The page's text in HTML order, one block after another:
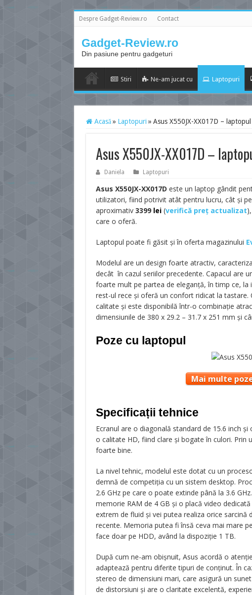
Despre Gadget-Review.ro Contact
Gadget-Review.ro
Din pasiune pentru gadgeturi
Stiri Ne-am jucat cu Laptopuri
Acasă » Laptopuri » Asus X550JX-XX017D –
Asus X550JX-XX017D –
Daniela Laptopuri
Asus X550JX-XX017D este un laptop gândit
utilizatori, fiind potrivit atât pentru lucru, cât și
aproximativ3399 lei(verifică preț actualizat)
care o oferă.
Laptopul poate fi găsit și în oferta magazinului
Modelul are un design foarte atractiv,
decât în cazul seriilor precedente. Capacul are
foarte mult pe partea de eleganță, în timp ce,
rest-ul rece și oferă un confort ridicat la
calitate și este disponibilă într-o combinație
dimensiunile de 380 x 29.2 – 31.7 x 251 mm și
Poze cu laptopul
Mai multe
Specificații tehnice
Ecranul are o diagonală standard de 15.6 inch
o calitate HD, fiind clare și bogate în culori. Prin
foarte bine.
La nivel tehnic, modelul este dotat cu un
demnă de competiția cu un sistem desktop.
2.6 GHz pe care o poate extinde până la 3.6
memorie RAM de 4 GB și o placă video
extrem de fluid și vei putea realiza orice
recente. Memoria putea fi însă ceva mai mare
face doar pe HDD, având la dispoziție 1 TB.
După cum ne-am obișnuit, Asus acordă o
adaptează pentru diferite tipuri de conținut. În
stereo de dimensiuni mari, care asigură un
de distorsiuni și are o claritate excelentă,